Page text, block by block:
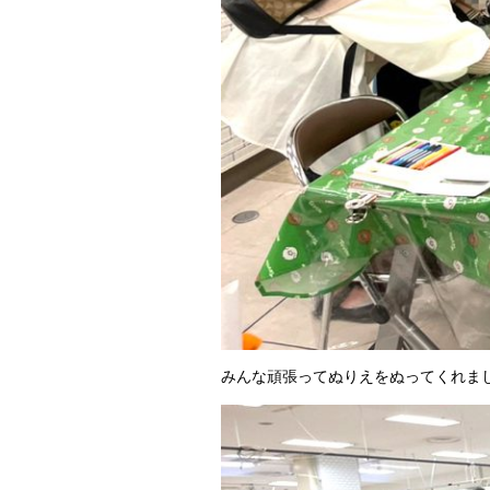
みんな頑張ってぬりえをぬってくれま